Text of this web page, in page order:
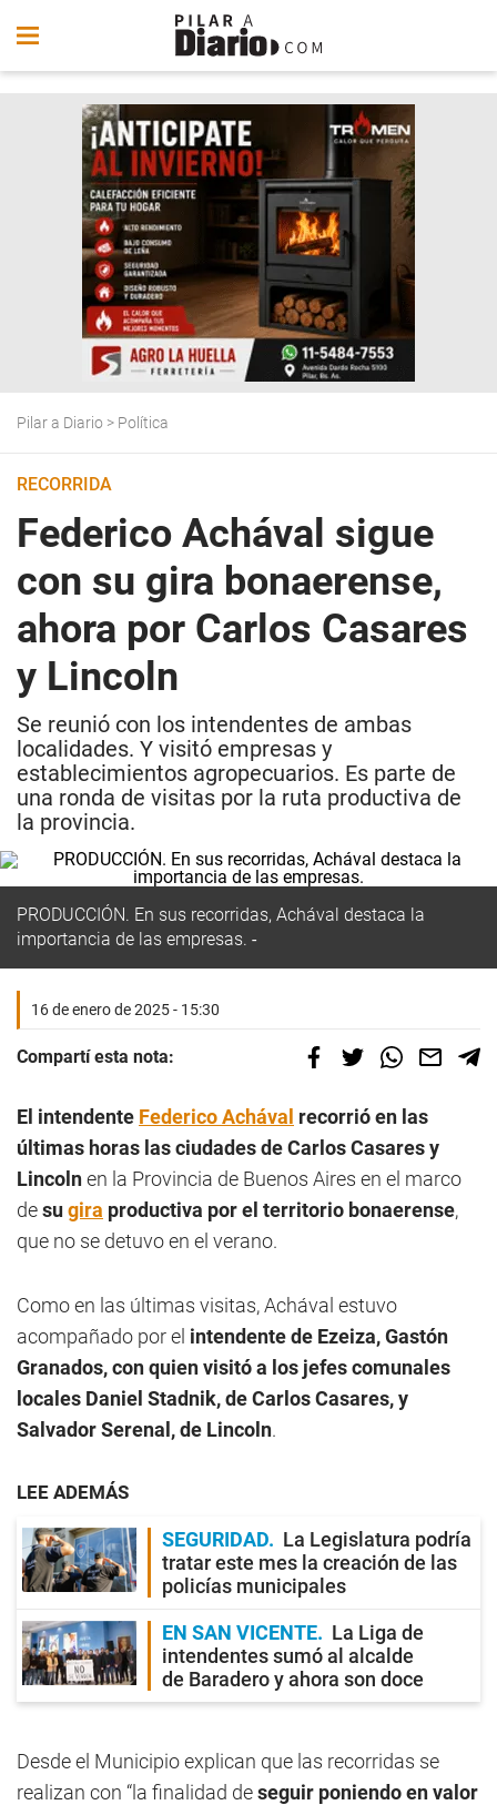
Pilar a Diario > Política
RECORRIDA
Federico Achával sigue
con su gira bonaerense,
ahora por Carlos Casares
y Lincoln
Se reunió con los intendentes de ambas
localidades. Y visitó empresas y
establecimientos agropecuarios. Es parte de
una ronda de visitas por la ruta productiva de
la provincia.
PRODUCCIÓN. En sus recorridas, Achával destaca la
importancia de las empresas.
16 de enero de 2025 - 15:30
Compartí esta nota:
El intendente Federico Achával recorrió en las
últimas horas las ciudades de Carlos Casares y
Lincolnen la Provincia de Buenos Aires en el marco
desugira productiva por el territorio bonaerense,
que no se detuvo en el verano.
Como en las últimas visitas, Achával estuvo
acompañado por el intendente de Ezeiza, Gastón
Granados, con quien visitó a los jefes comunales
locales Daniel Stadnik, de Carlos Casares, y
Salvador Serenal, de Lincoln.
LEE ADEMÁS
SEGURIDAD
La Legislatura podría
tratar este mes la creación de las
policías municipales
EN SAN VICENTE
La Liga de
intendentes sumó al alcalde
de Baradero y ahora son doce
Desde el Municipio explican que las recorridas se
realizan con “la finalidad deseguir poniendo en valor